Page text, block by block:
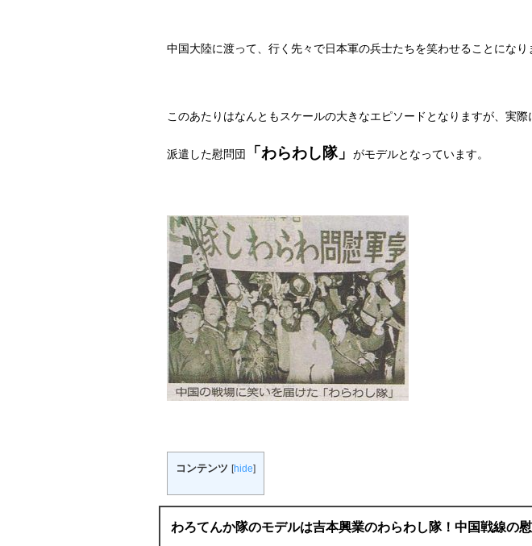
中国大陸に渡って、行く先々で日本軍の兵士たちを笑わせることになり
このあたりはなんともスケールの大きなエピソードとなりますが、実
派遣した慰問団 「わらわし隊」 がモデルとなっています。
コンテンツ [hide]
わろてんか隊のモデルは吉本興業のわらわし隊！中国戦線の